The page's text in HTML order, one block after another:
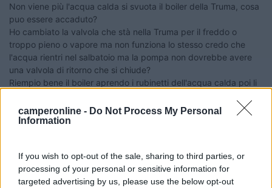
camperonline - Do Not Process My Personal
Information
If you wish to opt-out of the sale, sharing to third parties, or
processing of your personal or sensitive information for
targeted advertising by us, please use the below opt-out
Non viene più l'acqua calda si svuota il boiler della Truma, cosa
puo essere accaduto?
Ho cambiato la valvola che stà nella Truma per il freddo o
troppo pieno o vapore ma non funziona lo stesso credo che
l'acqua rientri nel salbatoio ma la pompa non dovrebbe avere
una valvola di ritorno che si chiude?
Riempio bene il boiler aprendo i rubinetti dell'acqua calda poi li
ma non arriva niente si è di nuovo svuotato il tutto,cosa puo
essere successo Grazie per i consigli
ecostar
37392